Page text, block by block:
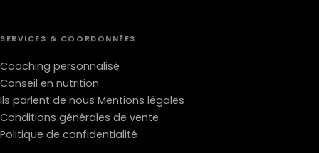
SERVICES & COORDONNÉES
Coaching personnalisé
Conseil en nutrition
Ils parlent de nous Mentions légales
Conditions générales de vente
Politique de confidentialité